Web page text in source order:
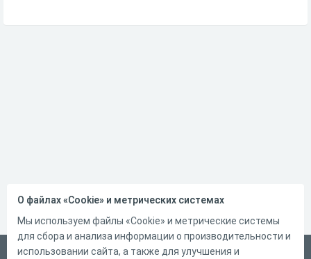
Русский
О файлах «Cookie» и метрических системах
Мы используем файлы «Cookie» и метрические системы
для сбора и анализа информации о производительности и
использовании сайта, а также для улучшения и